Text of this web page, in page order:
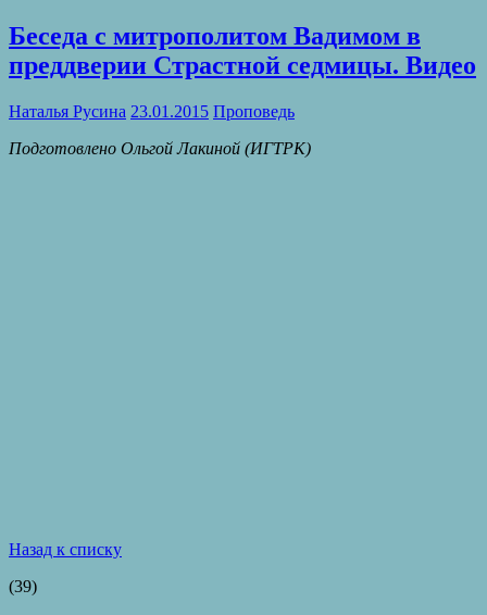
Беседа с митрополитом Вадимом в
преддверии Страстной седмицы. Видео
Наталья Русина 23.01.2015 Проповедь
Подготовлено Ольгой Лакиной (ИГТРК)
Назад к списку
(39)